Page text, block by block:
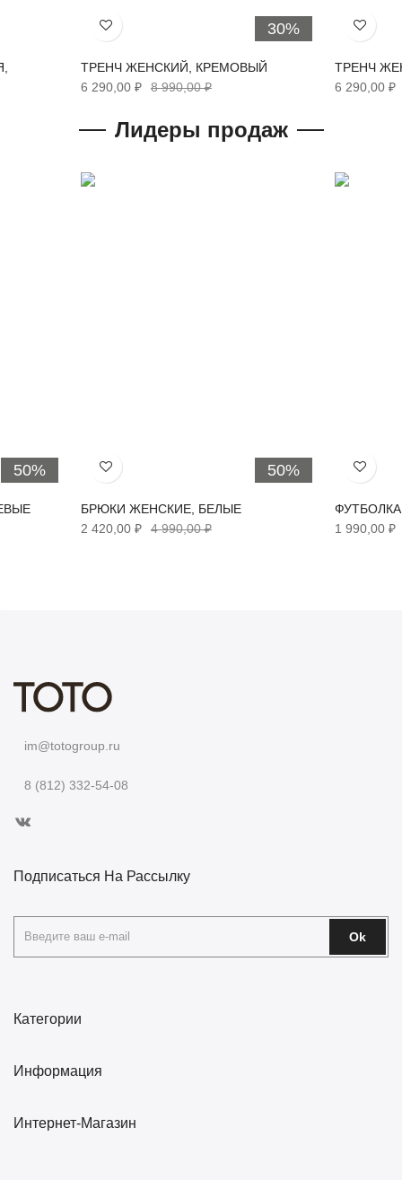
30%
Хочу!
ТРЕНЧ ЖЕНСКИЙ, КРЕМОВЫЙ
6 290,00 ₽
8 990,00 ₽
Хочу!
ТРЕНЧ
6 290,00 ₽
Лидеры продаж
50% 50%
Хочу!
БРЮКИ ЖЕНСКИЕ, БЕЛЫЕ
2 420,00 ₽
4 990,00 ₽
Хочу!
1 990,00 ₽
im@totogroup.ru
8 (812) 332-54-08
Категории
Информация
Интернет-Магазин
Подписаться На Рассылку
Ok